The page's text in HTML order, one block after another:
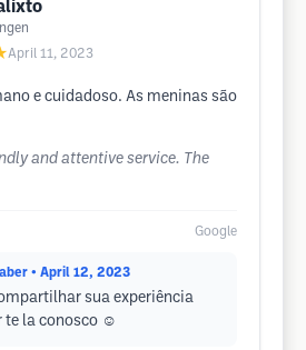
April 11, 2023
e cuidadoso. As meninas são
and attentive service. The
Google
• April 12, 2023
sua experiência
te la conosco ☺️